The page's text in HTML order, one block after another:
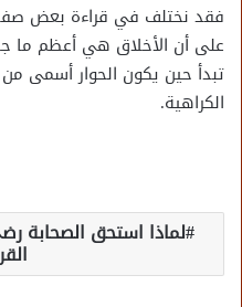
فقد نختلف في قراءة بعض
على أن الأخلاق هي أعظم ما
تبدأ حين يكون الحوار أسمى
الكراهية.
لماذا استحق الصحابة